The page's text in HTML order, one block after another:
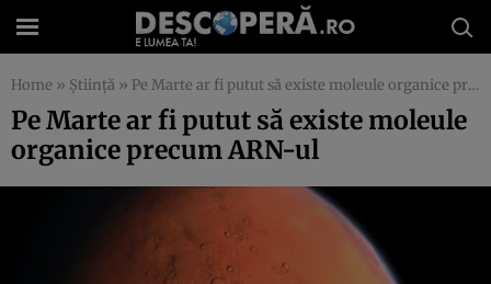
Home » Știință » Pe Marte ar fi putut să existe moleule organice precum ARN-ul
Pe Marte ar fi putut să existe moleule
organice precum ARN-ul